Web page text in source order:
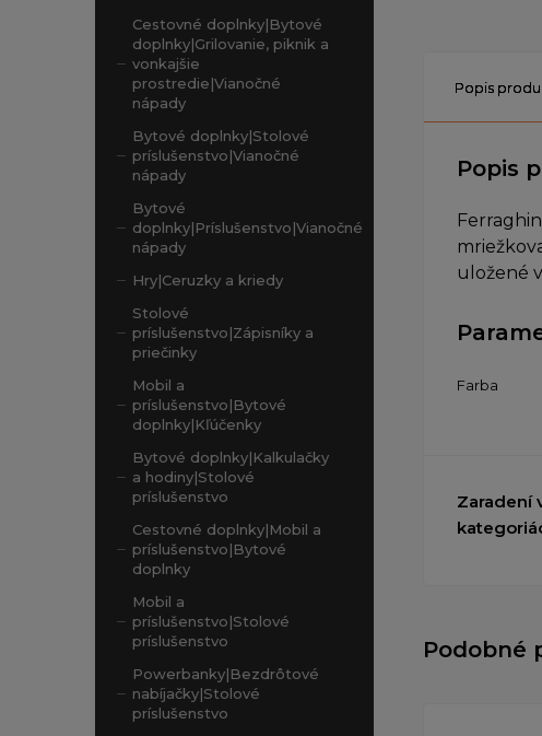
Cestovné doplnky|Bytové
doplnky|Grilovanie, piknik a
vonkajšie
prostredie|Vianočné
nápady
Bytové doplnky|Stolové
príslušenstvo|Vianočné
nápady
Bytové
doplnky|Príslušenstvo|Vianočné
nápady
Hry|Ceruzky a kriedy
Stolové
príslušenstvo|Zápisníky a
priečinky
Mobil a
príslušenstvo|Bytové
doplnky|Kľúčenky
Bytové doplnky|Kalkulačky
a hodiny|Stolové
príslušenstvo
Cestovné doplnky|Mobil a
príslušenstvo|Bytové
doplnky
Mobil a
príslušenstvo|Stolové
príslušenstvo
Powerbanky|Bezdrôtové
nabíjačky|Stolové
príslušenstvo
Popis
Popis
uložené
Farba
Zaradení
Podobné